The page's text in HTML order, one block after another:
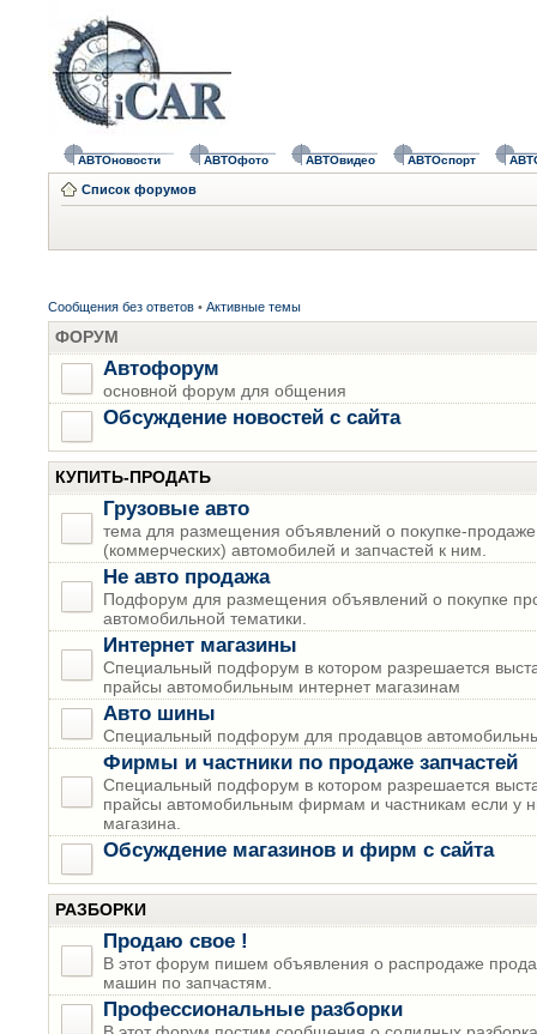
АВТОновости АВТОфото АВТОвидео АВТОспорт
Список форумов
Сообщения без ответов • Активные темы
ФОРУМ
Автофорум
основной форум для общения
Обсуждение новостей с сайта
КУПИТЬ-ПРОДАТЬ
Грузовые авто
тема для размещения объявлений о покупке-продаже
(коммерческих) автомобилей и запчастей к ним.
Не авто продажа
Подфорум для размещения объявлений о покупке
автомобильной тематики.
Интернет магазины
Специальный подфорум в котором разрешается
прайсы автомобильным интернет магазинам
Авто шины
Специальный подфорум для продавцов
Фирмы и частники по продаже запчастей
Специальный подфорум в котором разрешается
прайсы автомобильным фирмам и частникам если у
магазина.
Обсуждение магазинов и фирм с сайта
РАЗБОРКИ
Продаю свое !
В этот форум пишем объявления о распродаже
машин по запчастям.
Профессиональные разборки